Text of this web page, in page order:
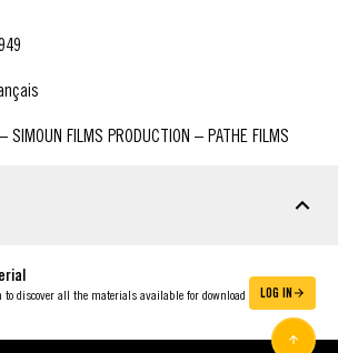
FILMS PRODUCTION – PATHE FILMS
to discover all the materials available for download
LOG IN